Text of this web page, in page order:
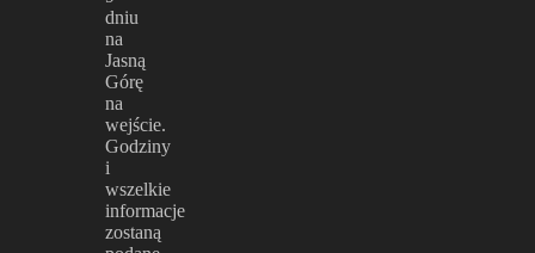
dniu
na
Jasną
Górę
na
wejście.
Godziny
i
wszelkie
informacje
zostaną